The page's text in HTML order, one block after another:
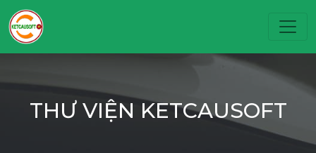
THƯ VIỆN KETCAUSOFT